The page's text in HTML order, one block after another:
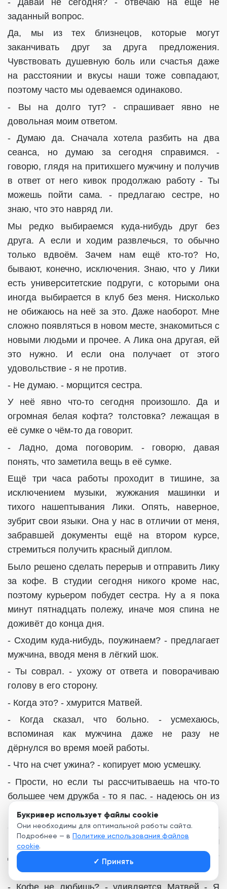
Букривер использует файлы cookie
Они необходимы для оптимальной работы сайта.
Подробнее — в Политике использования файлов
cookie.
✓ Принять
- Давай не сегодня? - отвечаю на ещё не
заданный вопрос.
Да, мы из тех близнецов, которые могут
заканчивать друг за друга предложения.
Чувствовать душевную боль или счастья даже
на расстоянии и вкусы наши тоже совпадают,
поэтому часто мы одеваемся одинаково.
- Вы на долго тут? - спрашивает явно не
довольная моим ответом.
- Думаю да. Сначала хотела разбить на два
сеанса, но думаю за сегодня справимся. -
говорю, глядя на притихшего мужчину и получив
в ответ от него кивок продолжаю работу - Ты
можешь пойти сама. - предлагаю сестре, но
знаю, что это навряд ли.
Мы редко выбираемся куда-нибудь друг без
друга. А если и ходим развлечься, то обычно
только вдвоём. Зачем нам ещё кто-то? Но,
бывают, конечно, исключения. Знаю, что у Лики
есть университетские подруги, с которыми она
иногда выбирается в клуб без меня. Нисколько
не обижаюсь на неё за это. Даже наоборот. Мне
сложно появляться в новом месте, знакомиться с
новыми людьми и прочее. А Лика она другая, ей
это нужно. И если она получает от этого
удовольствие - я не против.
- Не думаю. - морщится сестра.
У неё явно что-то сегодня произошло. Да и
огромная белая кофта? толстовка? лежащая в
её сумке о чём-то да говорит.
- Ладно, дома поговорим. - говорю, давая
понять, что заметила вещь в её сумке.
Ещё три часа работы проходит в тишине, за
исключением музыки, жужжания машинки и
тихого нашептывания Лики. Опять, наверное,
зубрит свои языки. Она у нас в отличии от меня,
забравшей документы ещё на втором курсе,
стремиться получить красный диплом.
Было решено сделать перерыв и отправить Лику
за кофе. В студии сегодня никого кроме нас,
поэтому курьером побудет сестра. Ну а я пока
минут пятнадцать полежу, иначе моя спина не
доживёт до конца дня.
- Сходим куда-нибудь, поужинаем? - предлагает
мужчина, вводя меня в лёгкий шок.
- Ты соврал. - ухожу от ответа и поворачиваю
голову в его сторону.
- Когда это? - хмурится Матвей.
- Когда сказал, что больно. - усмехаюсь,
вспоминая как мужчина даже не разу не
дёрнулся во время моей работы.
- Что на счет ужина? - копирует мою усмешку.
- Прости, но если ты рассчитываешь на что-то
большее чем дружба - то я пас. - надеюсь он из
понятливых и не станет гнуть свою линию.
- Ты просто не в её вкусе. - в комнату буквально
врывается сестра с двумя с кофе для меня, чаем
для Матвея бутылкой воды - Пей своё жуткое
пойло и продолжайте работать.
- Кофе не любишь? - удивляется Матвей - Я